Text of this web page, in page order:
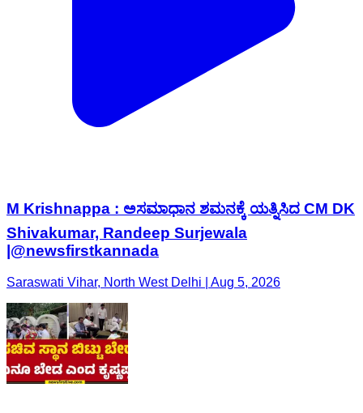
M Krishnappa : ಅಸಮಾಧಾನ ಶಮನಕ್ಕೆ ಯತ್ನಿಸಿದ CM DK
Shivakumar, Randeep Surjewala
|@newsfirstkannada
Saraswati Vihar, North West Delhi | Aug 5, 2026